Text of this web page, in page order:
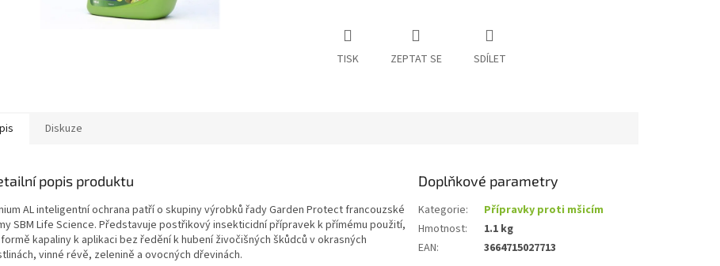
TISK ZEPTAT SE SDÍLET
Diskuze
popis produktu
AL inteligentní ochrana patří o skupiny výrobků řady Garden Protect francouzské
SBM Life Science. Představuje postřikový insekticidní přípravek k přímému použití,
kapaliny k aplikaci bez ředění k hubení živočišných škůdců v okrasných
vinné révě, zelenině a ovocných dřevinách.
Doplňkové parametry
Kategorie:
Přípravky proti mšicím
Hmotnost:
1.1 kg
EAN: 3664715027713